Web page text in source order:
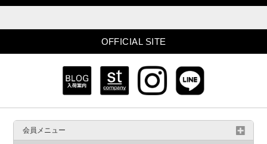
OFFICIAL SITE
会員メニュー